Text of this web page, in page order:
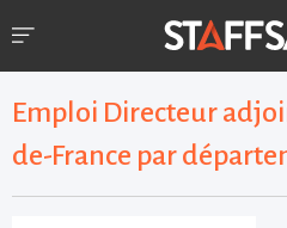
Emploi Directeur
de-France par